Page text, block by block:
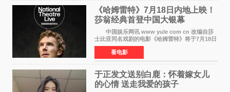
《哈姆雷特》7月18日内地上映！
莎翁经典首登中国大银幕
中国娱乐网讯 www yule com cn 改编自莎
士比亚同名戏剧的电影《哈姆雷特》将于7月18日
在中国内地上映。这部跨越四百年的文学经典被
搬上大银幕，为观众带来一场视觉与听觉的双重
盛宴。 《
看电影
于正发文送别白鹿：怀着嫁女儿
的心情 送走我爱的孩子